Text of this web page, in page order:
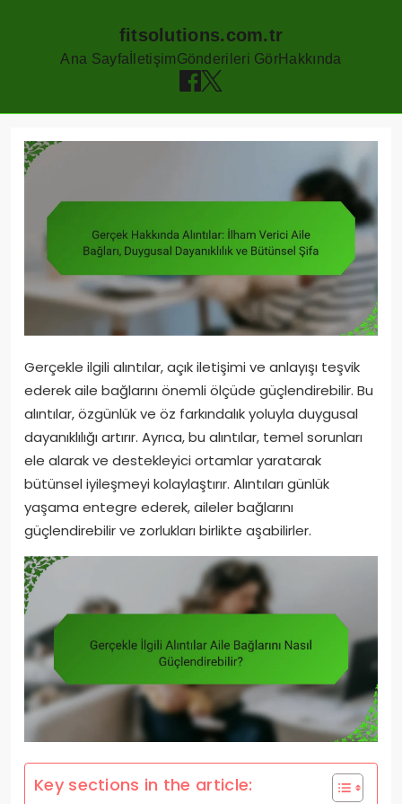
fitsolutions.com.tr
Ana Sayfa İletişimGönderileri GörHakkında
content
Gerçekle ilgili alıntılar, açık iletişimi ve anlayışı teşvik
ederek aile bağlarını önemli ölçüde güçlendirebilir. Bu
alıntılar, özgünlük ve öz farkındalık yoluyla duygusal
dayanıklılığı artırır. Ayrıca, bu alıntılar, temel sorunları
ele alarak ve destekleyici ortamlar yaratarak
bütünsel iyileşmeyi kolaylaştırır. Alıntıları günlük
yaşama entegre ederek, aileler bağlarını
güçlendirebilir ve zorlukları birlikte aşabilirler.
Key sections in the article: